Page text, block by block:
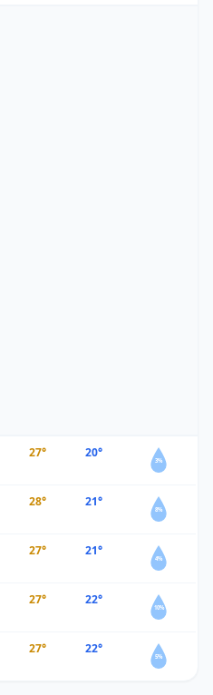
27° 20°
3%
28° 21°
8%
27° 21°
4%
27° 22°
10%
27° 22°
5%